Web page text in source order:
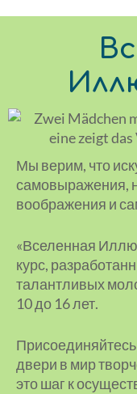
Мы верим, что
самовыражения,
воображения и
«Вселенная
курс,
талантливых
10 до 16 лет.
двери в мир
это шаг к